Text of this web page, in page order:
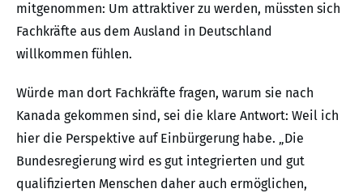
mitgenommen: Um attraktiver zu werden, müssten sich
Fachkräfte aus dem Ausland in Deutschland
willkommen fühlen.
Würde man dort Fachkräfte fragen, warum sie nach
Kanada gekommen sind, sei die klare Antwort: Weil ich
hier die Perspektive auf Einbürgerung habe. „Die
Bundesregierung wird es gut integrierten und gut
qualifizierten Menschen daher auch ermöglichen,